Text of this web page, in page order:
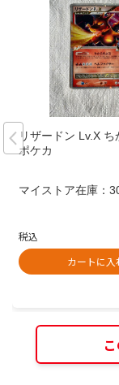
リザードン Lv.X
ポケカ
マイストア在庫：
税込
カートに入